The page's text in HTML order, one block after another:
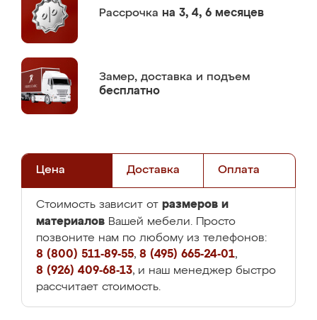
Рассрочка на 3, 4, 6 месяцев
Замер, доставка и подъем
бесплатно
Цена Доставка Оплата
Стоимость зависит от размеров и
материалов Вашей мебели. Просто
позвоните нам по любому из телефонов:
8 (800) 511-89-55, 8 (495) 665-24-01,
8 (926) 409-68-13, и наш менеджер быстро
рассчитает стоимость.